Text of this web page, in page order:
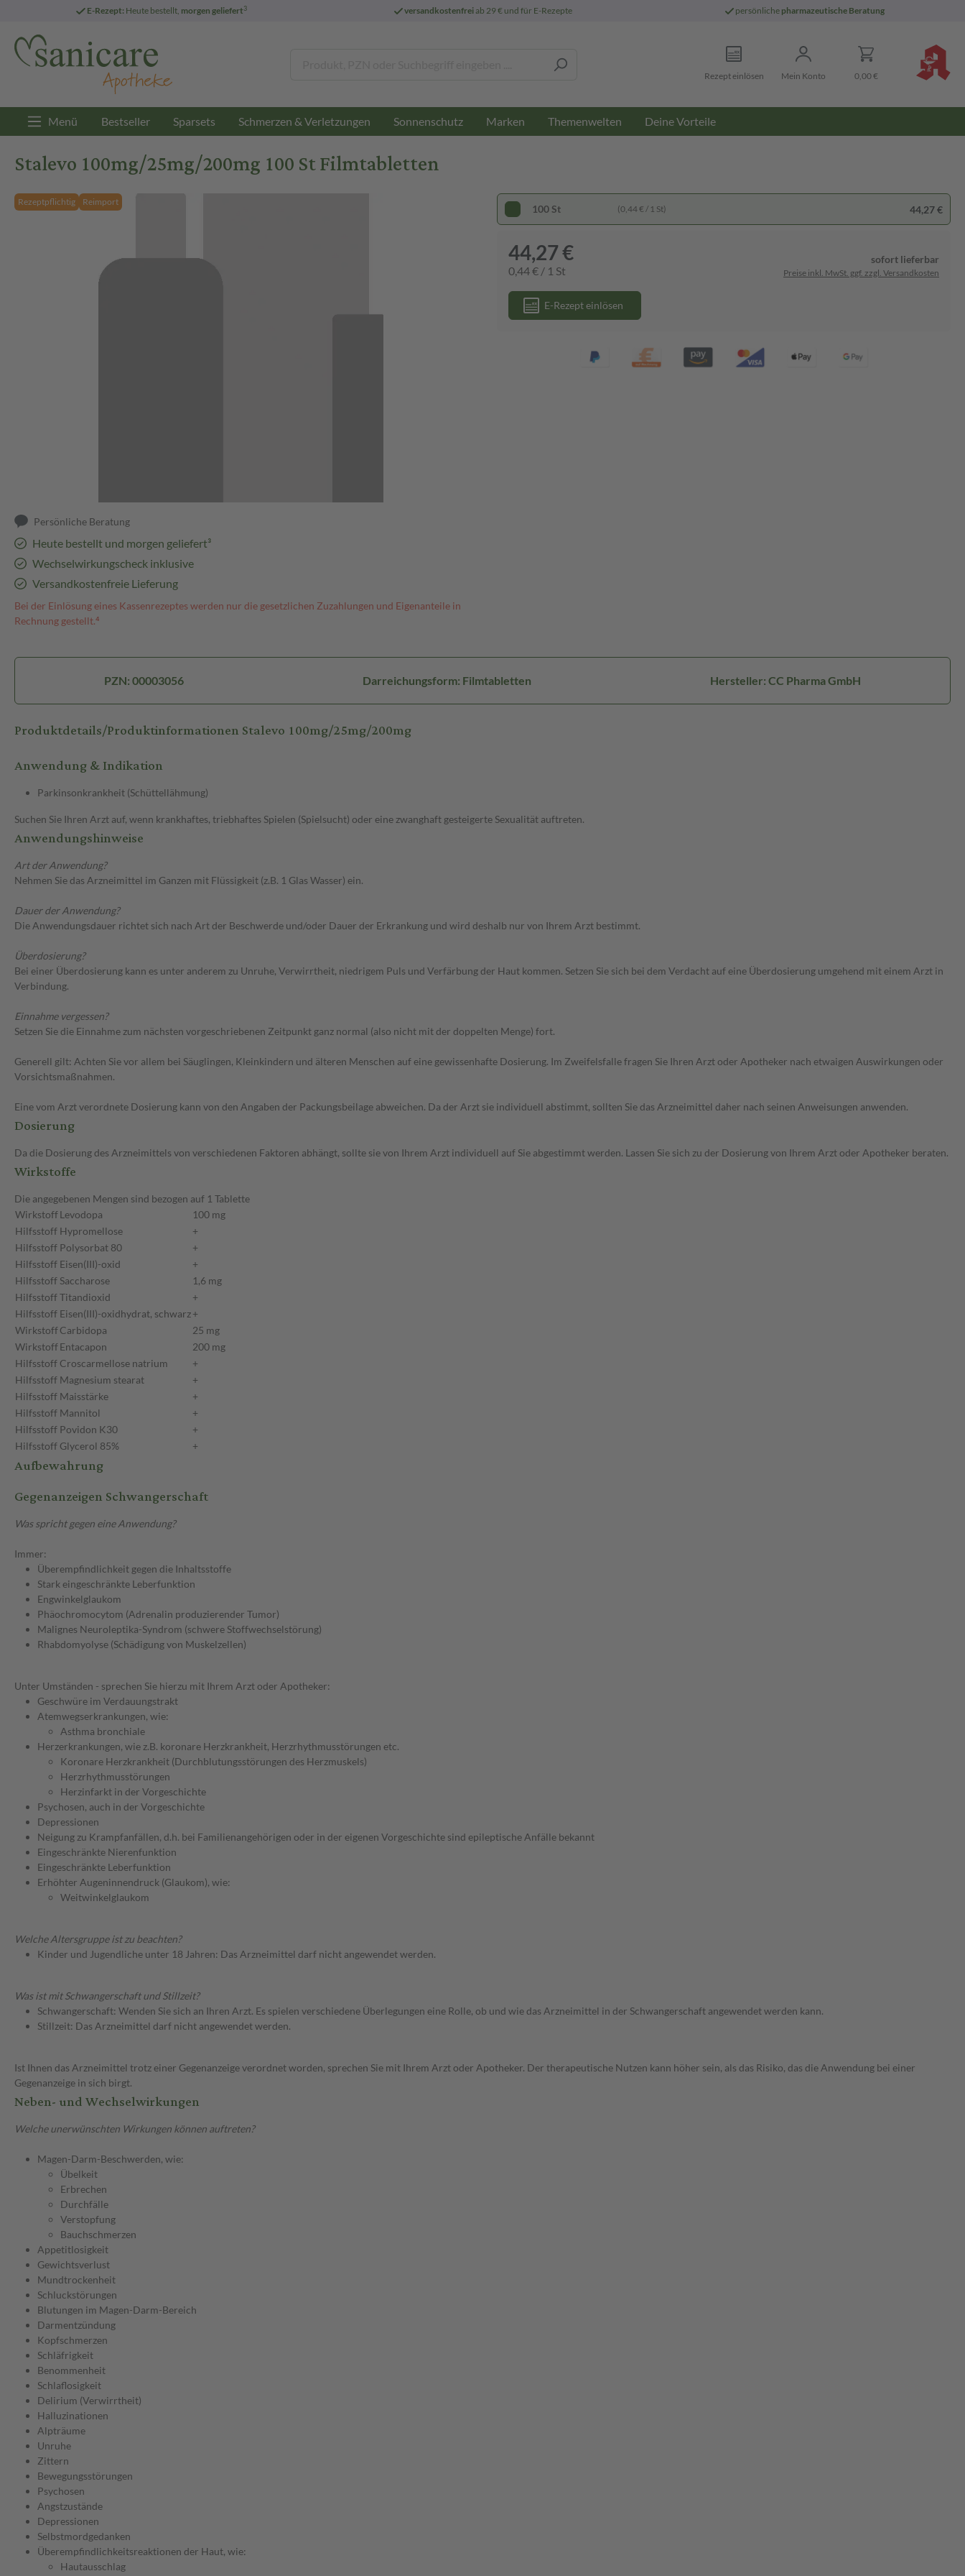
E-Rezept: Heute bestellt, morgen geliefert3 versandkostenfreiab 29 € und für E-Rezepte persönliche pharmazeutische Beratung
Rezept einlösen Mein Konto 0,00 €
Menü Bestseller Sparsets Schmerzen & Verletzungen Sonnenschutz Marken Themenwelten Deine Vorteile
Stalevo 100mg/25mg/200mg 100 St Filmtabletten
Rezeptpflichtig Reimport
Persönliche Beratung
Heute bestellt und morgen geliefert³
Wechselwirkungscheck inklusive
Versandkostenfreie Lieferung
Bei der Einlösung eines Kassenrezeptes werden nur die gesetzlichen Zuzahlungen und Eigenanteile in
Rechnung gestellt.⁴
100 St (0,44 € / 1 St) 44,27 €
44,27 €
0,44 € / 1 St
sofort lieferbar
Preise inkl. MwSt. ggf. zzgl. Versandkosten
E-Rezept einlösen
PZN: 00003056 Darreichungsform: Filmtabletten Hersteller: CC Pharma GmbH
Produktdetails/Produktinformationen Stalevo 100mg/25mg/200mg
Anwendung & Indikation
Parkinsonkrankheit (Schüttellähmung)
Suchen Sie Ihren Arzt auf, wenn krankhaftes, triebhaftes Spielen (Spielsucht) oder eine zwanghaft gesteigerte Sexualität auftreten.
Anwendungshinweise
Art der Anwendung?
Nehmen Sie das Arzneimittel im Ganzen mit Flüssigkeit (z.B. 1 Glas Wasser) ein.
Dauer der Anwendung?
Die Anwendungsdauer richtet sich nach Art der Beschwerde und/oder Dauer der Erkrankung und wird deshalb nur von Ihrem Arzt bestimmt.
Überdosierung?
Bei einer Überdosierung kann es unter anderem zu Unruhe, Verwirrtheit, niedrigem Puls und Verfärbung der Haut kommen. Setzen Sie sich bei dem Verdacht auf eine Überdosierung umgehend mit einem Arzt in
Verbindung.
Einnahme vergessen?
Setzen Sie die Einnahme zum nächsten vorgeschriebenen Zeitpunkt ganz normal (also nicht mit der doppelten Menge) fort.
Generell gilt: Achten Sie vor allem bei Säuglingen, Kleinkindern und älteren Menschen auf eine gewissenhafte Dosierung. Im Zweifelsfalle fragen Sie Ihren Arzt oder Apotheker nach etwaigen Auswirkungen oder
Vorsichtsmaßnahmen.
Eine vom Arzt verordnete Dosierung kann von den Angaben der Packungsbeilage abweichen. Da der Arzt sie individuell abstimmt, sollten Sie das Arzneimittel daher nach seinen Anweisungen anwenden.
Dosierung
Da die Dosierung des Arzneimittels von verschiedenen Faktoren abhängt, sollte sie von Ihrem Arzt individuell auf Sie abgestimmt werden. Lassen Sie sich zu der Dosierung von Ihrem Arzt oder Apotheker beraten.
Wirkstoffe
Die angegebenen Mengen sind bezogen auf 1 Tablette
WirkstoffLevodopa
100 mg
Hilfsstoff Hypromellose
+
Hilfsstoff Polysorbat 80
+
Hilfsstoff Eisen(III)-oxid
+
Hilfsstoff Saccharose
1,6 mg
HilfsstoffTitandioxid
+
Hilfsstoff Eisen(III)-oxidhydrat, schwarz+
WirkstoffCarbidopa
25 mg
WirkstoffEntacapon
200 mg
Hilfsstoff Croscarmellose natrium
+
Hilfsstoff Magnesium stearat
+
Hilfsstoff Maisstärke
+
Hilfsstoff Mannitol
+
Hilfsstoff Povidon K30
+
Hilfsstoff Glycerol 85% +
Aufbewahrung
Gegenanzeigen Schwangerschaft
Was spricht gegen eine Anwendung?
Immer:
Überempfindlichkeit gegen die Inhaltsstoffe
Stark eingeschränkte Leberfunktion
Engwinkelglaukom
Phäochromocytom (Adrenalin produzierender Tumor)
Malignes Neuroleptika-Syndrom (schwere Stoffwechselstörung)
Rhabdomyolyse (Schädigung von Muskelzellen)
Unter Umständen - sprechen Sie hierzu mit Ihrem Arzt oder Apotheker:
Geschwüre im Verdauungstrakt
Atemwegserkrankungen, wie:
Asthma bronchiale
Herzerkrankungen, wie z.B. koronare Herzkrankheit, Herzrhythmusstörungen etc.
Koronare Herzkrankheit (Durchblutungsstörungen des Herzmuskels)
Herzrhythmusstörungen
Herzinfarkt in der Vorgeschichte
Psychosen, auch in der Vorgeschichte
Depressionen
Neigung zu Krampfanfällen, d.h. bei Familienangehörigen oder in der eigenen Vorgeschichte sind epileptische Anfälle bekannt
Eingeschränkte Nierenfunktion
Eingeschränkte Leberfunktion
Erhöhter Augeninnendruck (Glaukom), wie:
Weitwinkelglaukom
Welche Altersgruppe ist zu beachten?
Kinder und Jugendliche unter 18 Jahren: Das Arzneimittel darf nicht angewendet werden.
Was ist mit Schwangerschaft und Stillzeit?
Schwangerschaft: Wenden Sie sich an Ihren Arzt. Es spielen verschiedene Überlegungen eine Rolle, ob und wie das Arzneimittel in der Schwangerschaft angewendet werden kann.
Stillzeit: Das Arzneimittel darf nicht angewendet werden.
Ist Ihnen das Arzneimittel trotz einer Gegenanzeige verordnet worden, sprechen Sie mit Ihrem Arzt oder Apotheker. Der therapeutische Nutzen kann höher sein, als das Risiko, das die Anwendung bei einer
Gegenanzeige in sich birgt.
Neben- und Wechselwirkungen
Welche unerwünschten Wirkungen können auftreten?
Magen-Darm-Beschwerden, wie:
Übelkeit
Erbrechen
Durchfälle
Verstopfung
Bauchschmerzen
Appetitlosigkeit
Gewichtsverlust
Mundtrockenheit
Schluckstörungen
Blutungen im Magen-Darm-Bereich
Darmentzündung
Kopfschmerzen
Schläfrigkeit
Benommenheit
Schlaflosigkeit
Delirium (Verwirrtheit)
Halluzinationen
Alpträume
Unruhe
Zittern
Bewegungsstörungen
Psychosen
Angstzustände
Depressionen
Selbstmordgedanken
Überempfindlichkeitsreaktionen der Haut, wie:
Hautausschlag